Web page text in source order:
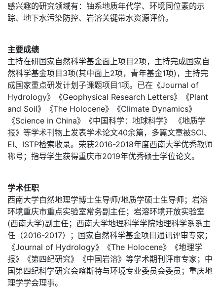
感兴趣的研究领域有：铀系地质年代学、环境同位素的示
踪、地下水污染防控、岩溶关键带水资源评价。
主要成绩
主持在研国家自然科学基金面上项目2项，主持完成国家自
然科学基金项目3项(其中面上2项，青年基金1项)，主持完
成国家重点研发计划子课题项目1项。已在《Journal of
Hydrology》《Geophysical Research Letters》《Plant
and Soil》《The Holocene》《Climate Dynamics》
《Science in China》《中国科学：地球科学》 《地质学
报》等学术刊物上发表学术论文40余篇，多篇文章被SCI、
EI、ISTP检索收录。荣获2016-2018年度西南大学优秀教师
称号；指导学生获得重庆市2019年优秀硕士学位论文。
学术任职
西南大学自然地理学博士生导师/地质学硕士生导师；岩溶
环境重庆市重点实验室常务副主任；岩溶环境开放实验室
(西南大学)副主任；西南大学地理科学学院地理科学系系主
任（2016-2017）；国家自然科学基金项目通讯评审专家；
《Journal of Hydrology》《The Holocene》《地理学
报》《第四纪研究》《中国岩溶》等学术期刊评审专家；中
国第四纪科学研究会喀斯特与环境专业委员会委员；重庆地
理学学会理事。